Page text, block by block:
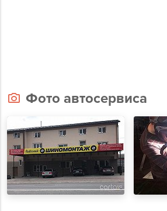
Фото автосервиса